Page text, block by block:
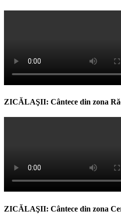
ZICĂLAŞII: Cântece din zona
ZICĂLAŞII: Cântece din zona